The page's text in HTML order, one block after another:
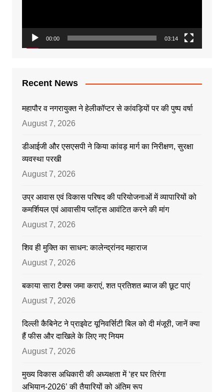
00:00 03:14
Recent News
महापौर व नगरायुक्त ने हेलीकॉप्टर से कांवड़ियों पर की पुष्प वर्षा
August 7, 2026
डीआईजी और एसएसपी ने किया कांवड़ मार्ग का निरीक्षण, सुरक्षा
व्यवस्था परखी
August 7, 2026
उप्र आवास एवं विकास परिषद की परियोजनाओं में व्यापारियों को
कमर्शियल एवं आवासीय प्लॉट्स आवंटित करने की मांग
August 7, 2026
शिव ही मुक्ति का साधन: कालेन्द्रांनद महाराज
August 7, 2026
बकाया सारा टैक्स जमा कराएं, शत प्रतिशत ब्याज की छूट पाएं
August 7, 2026
दिल्ली कैबिनेट ने प्राइवेट यूनिवर्सिटी बिल को दी मंजूरी, जानें क्या
हैं फीस और दाखिले के लिए नए नियम
August 7, 2026
मुख्य विकास अधिकारी की अध्यक्षता में ‘हर घर तिरंगा
अभियान-2026’ की तैयारियों को अंतिम रूप